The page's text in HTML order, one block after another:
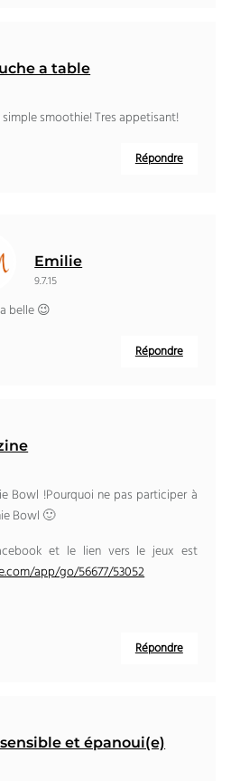
a table
smoothie! Tres appetisant!
Répondre
Emilie
9.7.15
belle 😉
Répondre
Bowl !Pourquoi ne pas participer à
Bowl 🙂
et le lien vers le jeux est
app/go/56677/53052
Répondre
et épanoui(e)